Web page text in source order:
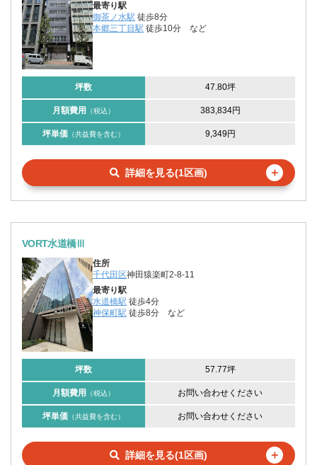
最寄り駅
御茶ノ水駅 徒歩8分
本郷三丁目駅 徒歩10分 など
坪数 47.80坪
月額費用 （税込） 383,834円
坪単価 （共益費を含む） 9,349円
詳細を見る(1区画) ＋
VORT水道橋Ⅲ
住所
千代田区神田猿楽町2-8-11
最寄り駅
水道橋駅 徒歩4分
神保町駅 徒歩8分 など
坪数 57.77坪
月額費用 （税込） お問い合わせください
坪単価 （共益費を含む） お問い合わせください
詳細を見る(1区画) ＋